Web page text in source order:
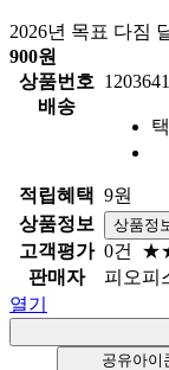
2026년 목표 다짐
900원
상품번호 1203641
배송
적립혜택 9원
상품정보 상품정
고객평가 0건
판매자
피오피
열기
공유아이